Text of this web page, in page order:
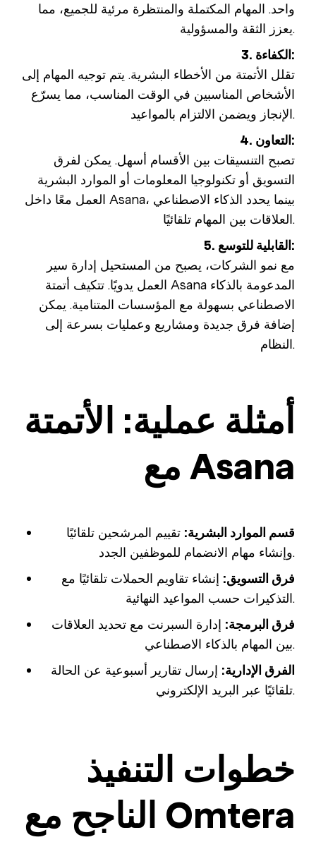
واحد. المهام المكتملة والمنتظرة مرئية للجميع، مما
يعزز الثقة والمسؤولية.
3. الكفاءة:
تقلل الأتمتة من الأخطاء البشرية. يتم توجيه المهام إلى
الأشخاص المناسبين في الوقت المناسب، مما يسرّع
الإنجاز ويضمن الالتزام بالمواعيد.
4. التعاون:
تصبح التنسيقات بين الأقسام أسهل. يمكن لفرق
التسويق أو تكنولوجيا المعلومات أو الموارد البشرية
العمل معًا داخل Asana، بينما يحدد الذكاء الاصطناعي
العلاقات بين المهام تلقائيًا.
5. القابلية للتوسع:
مع نمو الشركات، يصبح من المستحيل إدارة سير
العمل يدويًا. تتكيف أتمتة Asana المدعومة بالذكاء
الاصطناعي بسهولة مع المؤسسات المتنامية. يمكن
إضافة فرق جديدة ومشاريع وعمليات بسرعة إلى
النظام.
أمثلة عملية: الأتمتة
مع Asana
قسم الموارد البشرية: تقييم المرشحين تلقائيًا
وإنشاء مهام الانضمام للموظفين الجدد.
فرق التسويق: إنشاء تقاويم الحملات تلقائيًا مع
التذكيرات حسب المواعيد النهائية.
فرق البرمجة: إدارة السبرنت مع تحديد العلاقات
بين المهام بالذكاء الاصطناعي.
الفرق الإدارية: إرسال تقارير أسبوعية عن الحالة
تلقائيًا عبر البريد الإلكتروني.
خطوات التنفيذ
الناجح مع Omtera